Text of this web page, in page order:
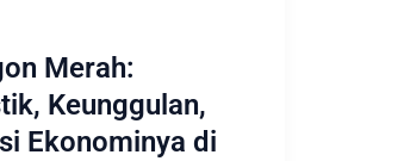
Merah:
Keunggulan,
Ekonominya di